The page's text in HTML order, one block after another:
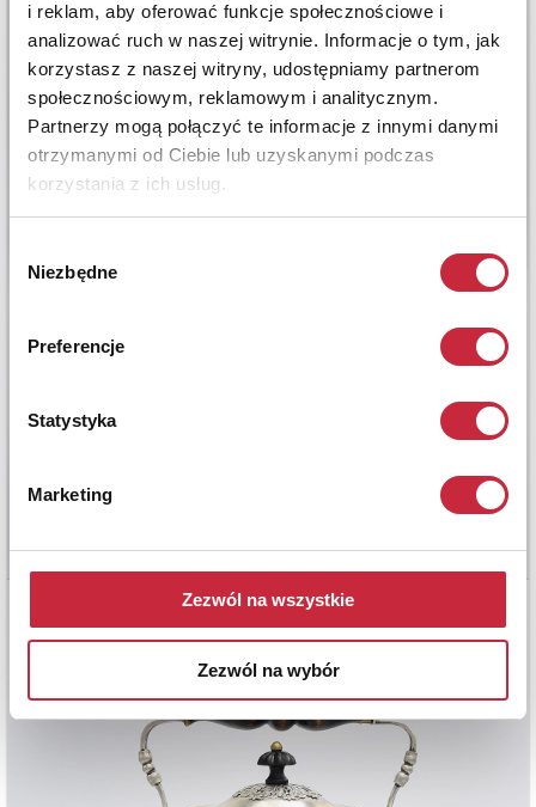
i reklam, aby oferować funkcje społecznościowe i
analizować ruch w naszej witrynie. Informacje o tym, jak
korzystasz z naszej witryny, udostępniamy partnerom
społecznościowym, reklamowym i analitycznym.
Partnerzy mogą połączyć te informacje z innymi danymi
otrzymanymi od Ciebie lub uzyskanymi podczas
korzystania z ich usług.
zgody
Niezbędne
Preferencje
Statystyka
Marketing
Zezwól na wszystkie
Zezwól na wybór